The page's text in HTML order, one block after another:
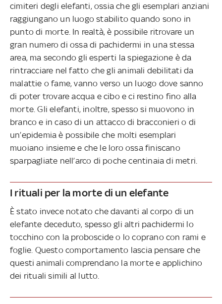
cimiteri degli elefanti, ossia che gli esemplari anziani
raggiungano un luogo stabilito quando sono in
punto di morte. In realtà, è possibile ritrovare un
gran numero di ossa di pachidermi in una stessa
area, ma secondo gli esperti la spiegazione è da
rintracciare nel fatto che gli animali debilitati da
malattie o fame, vanno verso un luogo dove sanno
di poter trovare acqua e cibo e ci restino fino alla
morte. Gli elefanti, inoltre, spesso si muovono in
branco e in caso di un attacco di bracconieri o di
un’epidemia è possibile che molti esemplari
muoiano insieme e che le loro ossa finiscano
sparpagliate nell’arco di poche centinaia di metri.
I rituali per la morte di un elefante
È stato invece notato che davanti al corpo di un
elefante deceduto, spesso gli altri pachidermi lo
tocchino con la proboscide o lo coprano con rami e
foglie. Questo comportamento lascia pensare che
questi animali comprendano la morte e applichino
dei rituali simili al lutto.